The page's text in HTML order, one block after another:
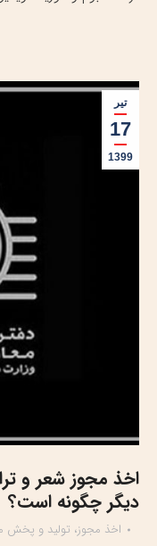
تیر
17
1399
اخذ مجوز شعر و
دیگر چگونه است؟
اخذ مجوز، تولید و پخش